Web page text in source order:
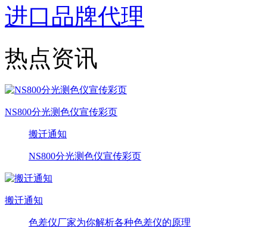
进口品牌代理
热点资讯
NS800分光测色仪宣传彩页
搬迁通知
NS800分光测色仪宣传彩页
搬迁通知
色差仪厂家为你解析各种色差仪的原理